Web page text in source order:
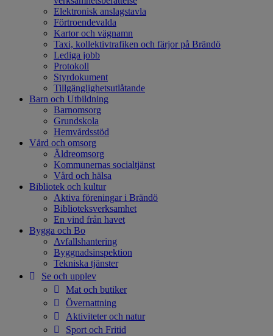
Elektronisk anslagstavla
Förtroendevalda
Kartor och vägnamn
Taxi, kollektivtrafiken och färjor på Brändö
Lediga jobb
Protokoll
Styrdokument
Tillgänglighetsutlåtande
Barn och Utbildning
Barnomsorg
Grundskola
Hemvårdsstöd
Vård och omsorg
Äldreomsorg
Kommunernas socialtjänst
Vård och hälsa
Bibliotek och kultur
Aktiva föreningar i Brändö
Biblioteksverksamhet
En vind från havet
Bygga och Bo
Avfallshantering
Byggnadsinspektion
Tekniska tjänster
Se och upplev
Mat och butiker
Övernattning
Aktiviteter och natur
Sport och Fritid